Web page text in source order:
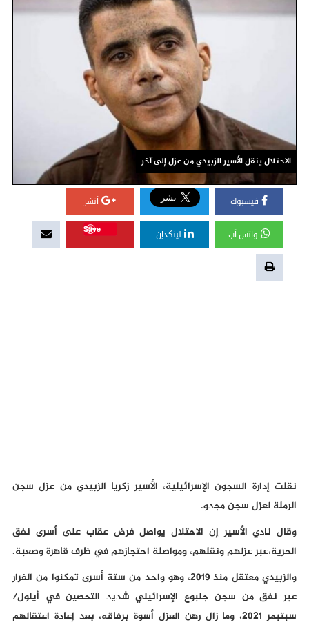
الاحتلال ينقل الأسير الزبيدي من عزل إلى آخر
فيسبوك أنشر
واتس آب لينكدإن
Save
نقلت إدارة السجون الإسرائيلية، الأسير زكريا الزبيدي من عزل سجن
الرملة لعزل سجن مجدو.
وقال نادي الأسير إن الاحتلال يواصل فرض عقاب على أسرى نفق
الحرية،عبر عزلهم ونقلهم، ومواصلة احتجازهم في ظرف قاهرة وصعبة.
والزبيدي معتقل منذ 2019، وهو واحد من ستة أسرى تمكنوا من الفرار
عبر نفق من سجن جلبوع الإسرائيلي شديد التحصين في أيلول/
سبتبمر 2021، وما زال رهن العزل أسوة برفاقه، بعد إعادة اعتقالهم